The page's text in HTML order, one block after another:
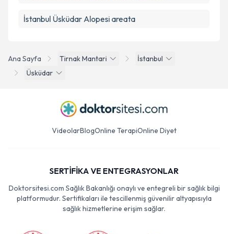
Ana Sayfa Tirnak Mantari
İstanbul
Üsküdar
İstanbul Üsküdar Alopesi areata
VideolarBlogOnline TerapiOnline Diyet
SERTİFİKA VE ENTEGRASYONLAR
Doktorsitesi.com Sağlık Bakanlığı onaylı ve entegreli bir sağlık bilgi
platformudur. Sertifikaları ile tescillenmiş güvenilir altyapısıyla
sağlık hizmetlerine erişim sağlar.